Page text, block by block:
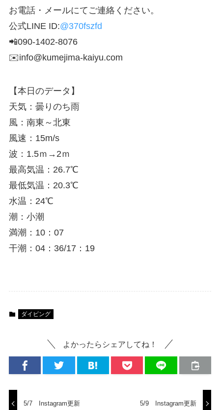
お電話・メールにてご連絡ください。
公式LINE ID:@370fszfd
📲090-1402-8076
✉️info@kumejima-kaiyu.com
【本日のデータ】
天気：曇りのち雨
風：南東～北東
風速：15m/s
波：1.5ｍ→2ｍ
最高気温：26.7℃
最低気温：20.3℃
水温：24℃
潮：小潮
満潮：10：07
干潮：04：36/17：19
ダイビング
よかったらシェアしてね！
5/7 Instagram更新 5/9 Instagram更新